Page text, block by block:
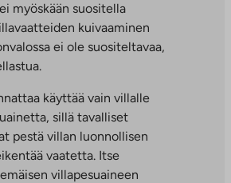
myöskään suositella
kuivaaminen
ei ole suositeltavaa,
käyttää vain villalle
sillä tavalliset
pestä villan luonnollisen
vaatetta. Itse
villapesuaineen